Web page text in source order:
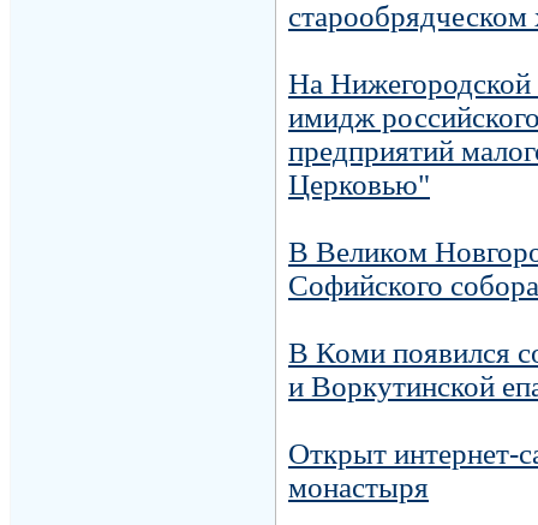
старообрядческом
На
имидж
предприятий
Церковью"
В Великом
Софийского собора
В Коми появился
и Воркутинской
Открыт интернет-
монастыря